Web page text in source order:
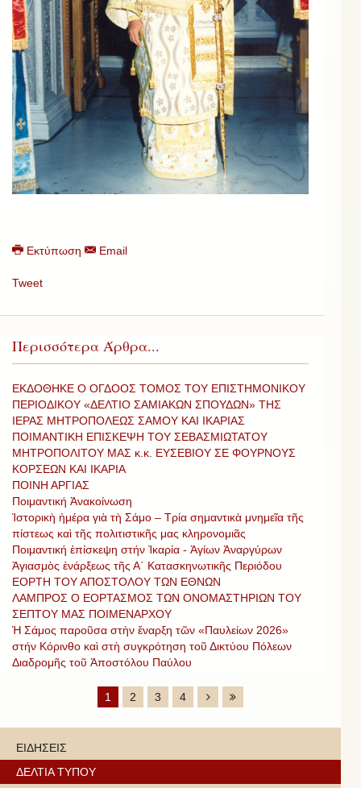
Εκτύπωση Email
Tweet
Περισσότερα Άρθρα...
ΕΚΔΟΘΗΚΕ Ο ΟΓΔΟΟΣ ΤΟΜΟΣ ΤΟΥ ΕΠΙΣΤΗΜΟΝΙΚΟΥ
ΠΕΡΙΟΔΙΚΟΥ «ΔΕΛΤΙΟ ΣΑΜΙΑΚΩΝ ΣΠΟΥΔΩΝ» ΤΗΣ
ΙΕΡΑΣ ΜΗΤΡΟΠΟΛΕΩΣ ΣΑΜΟΥ ΚΑΙ ΙΚΑΡΙΑΣ
ΠΟΙΜΑΝΤΙΚΗ ΕΠΙΣΚΕΨΗ ΤΟΥ ΣΕΒΑΣΜΙΩΤΑΤΟΥ
ΜΗΤΡΟΠΟΛΙΤΟΥ ΜΑΣ κ.κ. ΕΥΣΕΒΙΟΥ ΣΕ ΦΟΥΡΝΟΥΣ
ΚΟΡΣΕΩΝ ΚΑΙ ΙΚΑΡΙΑ
ΠΟΙΝΗ ΑΡΓΙΑΣ
Ποιμαντική Ἀνακοίνωση
Ἱστορικὴ ἡμέρα γιὰ τὴ Σάμο – Τρία σημαντικὰ μνημεῖα τῆς
πίστεως καὶ τῆς πολιτιστικῆς μας κληρονομιᾶς
Ποιμαντική ἐπίσκεψη στήν Ἰκαρία - Ἁγίων Ἀναργύρων
Ἀγιασμὸς ἐνάρξεως τῆς Α΄ Κατασκηνωτικῆς Περιόδου
ΕΟΡΤΗ ΤΟΥ ΑΠΟΣΤΟΛΟΥ ΤΩΝ ΕΘΝΩΝ
ΛΑΜΠΡΟΣ Ο ΕΟΡΤΑΣΜΟΣ ΤΩΝ ΟΝΟΜΑΣΤΗΡΙΩΝ ΤΟΥ
ΣΕΠΤΟΥ ΜΑΣ ΠΟΙΜΕΝΑΡΧΟΥ
Ἡ Σάμος παροῦσα στὴν ἔναρξη τῶν «Παυλείων 2026»
στήν Κόρινθο καὶ στὴ συγκρότηση τοῦ Δικτύου Πόλεων
Διαδρομῆς τοῦ Ἀποστόλου Παύλου
1 2 3 4
ΕΙΔΗΣΕΙΣ
ΔΕΛΤΙΑ ΤΥΠΟΥ